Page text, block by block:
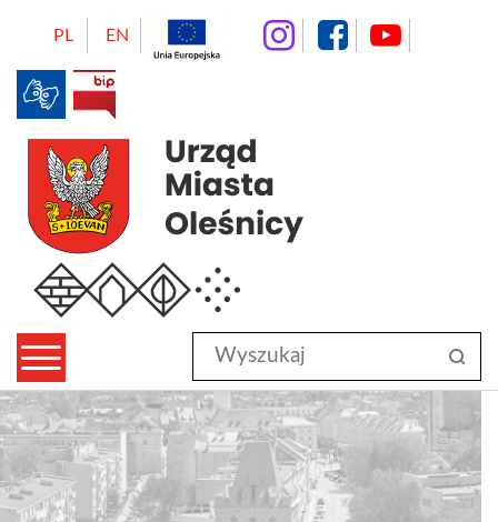
PL EN instagram
Wyszukaj
w
serwisie